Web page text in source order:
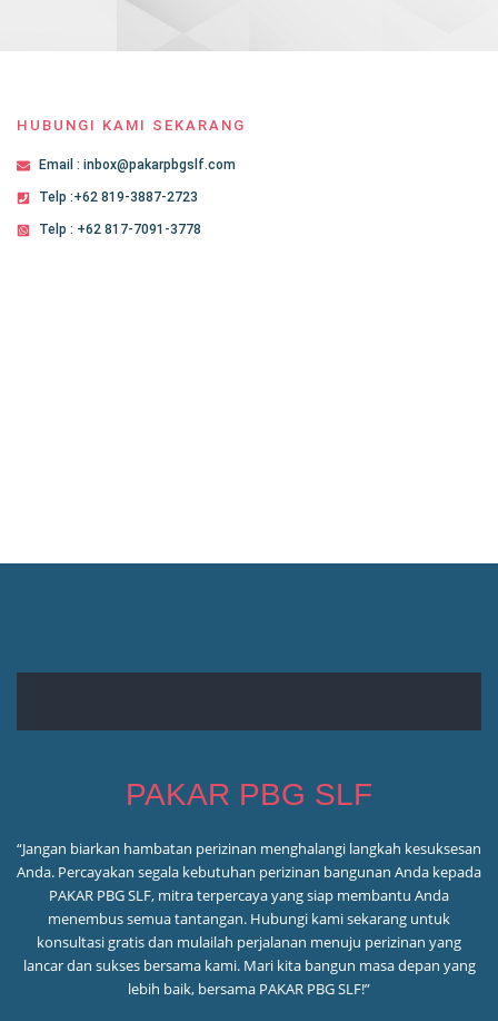
HUBUNGI KAMI SEKARANG
Email : inbox@pakarpbgslf.com
Telp :+62 819-3887-2723
Telp : +62 817-7091-3778
PAKAR PBG SLF
“Jangan biarkan hambatan perizinan menghalangi langkah kesuksesan
Anda. Percayakan segala kebutuhan perizinan bangunan Anda kepada
PAKAR PBG SLF, mitra terpercaya yang siap membantu Anda
menembus semua tantangan. Hubungi kami sekarang untuk
konsultasi gratis dan mulailah perjalanan menuju perizinan yang
lancar dan sukses bersama kami. Mari kita bangun masa depan yang
lebih baik, bersama PAKAR PBG SLF!”